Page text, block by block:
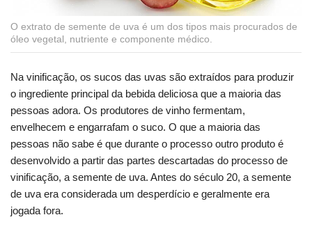
O extrato de semente de uva é um dos tipos mais procurados de
óleo vegetal, nutriente e componente médico.
Na vinificação, os sucos das uvas são extraídos para produzir
o ingrediente principal da bebida deliciosa que a maioria das
pessoas adora. Os produtores de vinho fermentam,
envelhecem e engarrafam o suco. O que a maioria das
pessoas não sabe é que durante o processo outro produto é
desenvolvido a partir das partes descartadas do processo de
vinificação, a semente de uva. Antes do século 20, a semente
de uva era considerada um desperdício e geralmente era
jogada fora.